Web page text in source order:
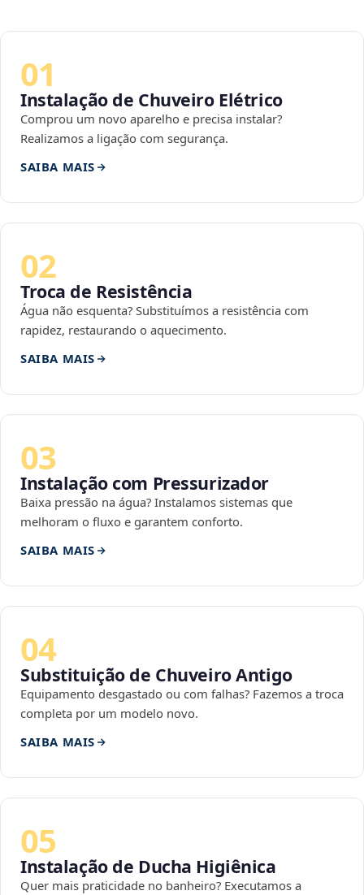
01
Instalação de Chuveiro Elétrico
Comprou um novo aparelho e precisa instalar?
Realizamos a ligação com segurança.
SAIBA MAIS
02
Troca de Resistência
Água não esquenta? Substituímos a resistência com
rapidez, restaurando o aquecimento.
SAIBA MAIS
03
Instalação com Pressurizador
Baixa pressão na água? Instalamos sistemas que
melhoram o fluxo e garantem conforto.
SAIBA MAIS
04
Substituição de Chuveiro Antigo
Equipamento desgastado ou com falhas? Fazemos a troca
completa por um modelo novo.
SAIBA MAIS
05
Instalação de Ducha Higiênica
Quer mais praticidade no banheiro? Executamos a